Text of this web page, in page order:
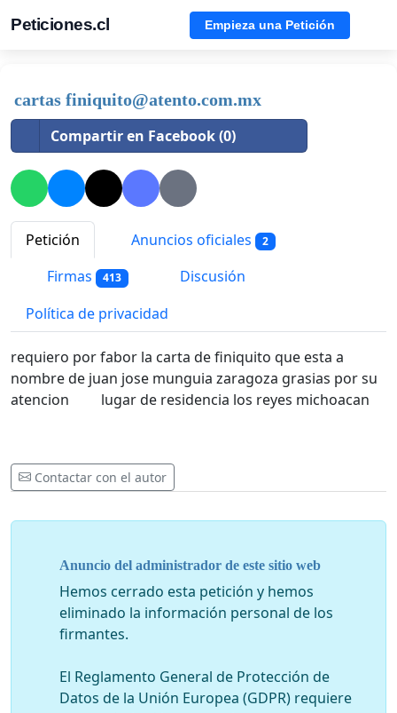
Peticiones.cl Empieza una Petición
cartas finiquito@atento.com.mx
Compartir en Facebook (0)
Petición Anuncios oficiales 2
Firmas 413
Discusión
Política de privacidad
requiero por fabor la carta de finiquito que esta a
nombre de juan jose munguia zaragoza grasias por su
atencion lugar de residencia los reyes michoacan
Contactar con el autor
Anuncio del administrador de este sitio web
Hemos cerrado esta petición y hemos
eliminado la información personal de los
firmantes.
El Reglamento General de Protección de
Datos de la Unión Europea (GDPR) requiere